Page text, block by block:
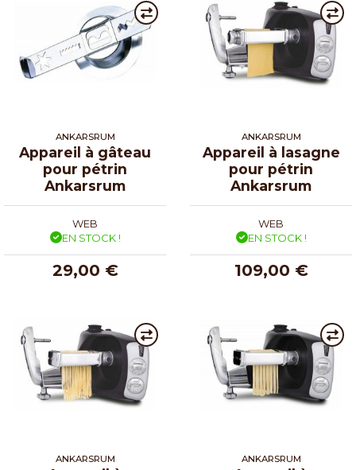
ANKARSRUM
Appareil à gâteau
pour pétrin
Ankarsrum
WEB
EN STOCK !
29,00 €
ANKARSRUM
Appareil à lasagne
pour pétrin
Ankarsrum
WEB
EN STOCK !
109,00 €
ANKARSRUM ANKARSRUM